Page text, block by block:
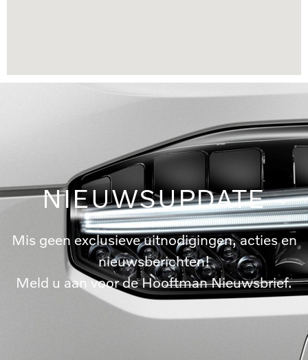
NIEUWSUPDATE
Mis geen exclusieve uitnodigingen, acties en
nieuwsberichten!
Meld u aan voor de Hooftman Nieuwsbrief.